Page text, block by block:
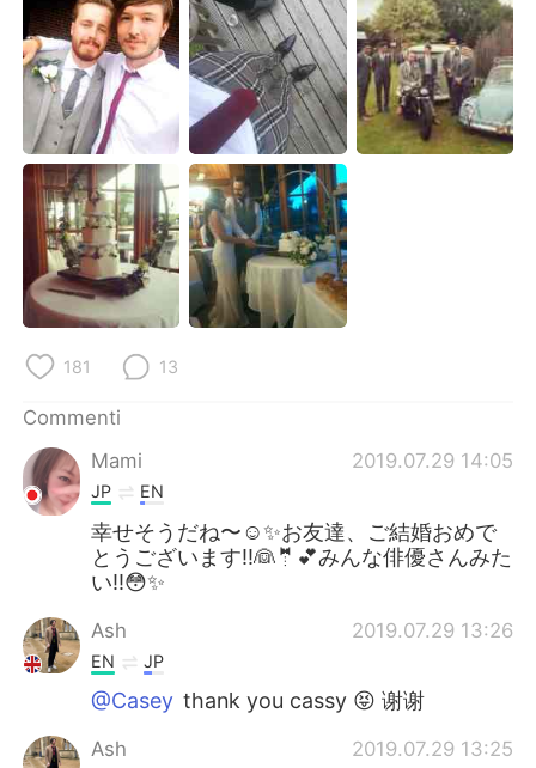
العربية Français
Deutsch 日本語
한국어 Русский
ไทย Indonesia
Türkçe Tiếng Việt
Português
181 13
Commenti
Mami
2019.07.29 14:05
JP EN
幸せそうだね〜☺️✨お友達、ご結婚おめで
とうございます‼︎👰🤵💕みんな俳優さんみた
い‼︎😳✨
Ash 2019.07.29 13:26
EN JP
@Casey thank you cassy 😝 谢谢
Ash 2019.07.29 13:25